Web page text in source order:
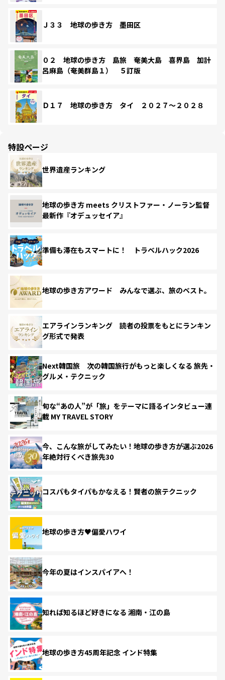
Ｊ３３ 地球の歩き方 墨田区
０２ 地球の歩き方 島旅 奄美大島 喜界島 加計
呂麻島（奄美群島１） ５訂版
Ｄ１７ 地球の歩き方 タイ ２０２７～２０２８
特設ページ
世界遺産ランキング
地球の歩き方 meets クリストファー・ノーラン監督
最新作『オデュッセイア』
準備も滞在もスマートに！ トラベルハック2026
地球の歩き方アワード みんなで選ぶ、旅のベスト。
エアラインランキング 読者の投票をもとにランキン
グ形式で発表
Next韓国旅 次の韓国旅行がもっと楽しくなる 旅先・
グルメ・テクニック
旬な“あの人”が「旅」をテーマに語るインタビュー連
載 MY TRAVEL STORY
今、こんな旅がしてみたい！地球の歩き方が選ぶ2026
年絶対行くべき旅先30
コスパもタイパもかなえる！賢者の旅テクニック
地球の歩き方♥偏愛ハワイ
今年の夏はインスパイアへ！
知れば知るほど好きになる 湘南・江の島
地球の歩き方45周年記念 インド特集